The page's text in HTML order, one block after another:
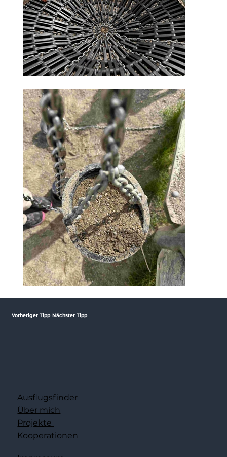
Vorheriger Tipp Nächster Tipp
Ausflugsfinder
Über mich
Projekte
Kooperationen